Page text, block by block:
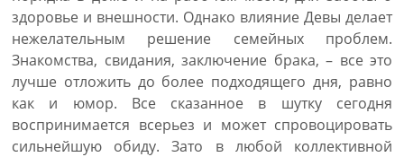
здоровье и внешности. Однако влияние Девы делает
нежелательным решение семейных проблем.
Знакомства, свидания, заключение брака, – все это
лучше отложить до более подходящего дня, равно
как и юмор. Все сказанное в шутку сегодня
воспринимается всерьез и может спровоцировать
сильнейшую обиду. Зато в любой коллективной